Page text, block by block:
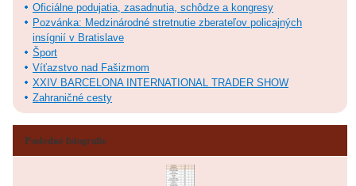
Oficiálne podujatia, zasadnutia, schôdze a kongresy
Pozvánka: Medzinárodné stretnutie zberateľov policajných
insígnií v Bratislave
Šport
Víťazstvo nad Fašizmom
XXIV BARCELONA INTERNATIONAL TRADER SHOW
Zahraničné cesty
Posledné fotografie